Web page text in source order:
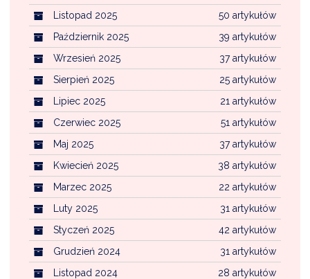
50 artykułów
Listopad 2025
39 artykułów
Październik 2025
37 artykułów
Wrzesień 2025
25 artykułów
Sierpień 2025
21 artykułów
Lipiec 2025
51 artykułów
Czerwiec 2025
37 artykułów
Maj 2025
38 artykułów
Kwiecień 2025
22 artykułów
Marzec 2025
31 artykułów
Luty 2025
42 artykułów
Styczeń 2025
31 artykułów
Grudzień 2024
28 artykułów
Listopad 2024